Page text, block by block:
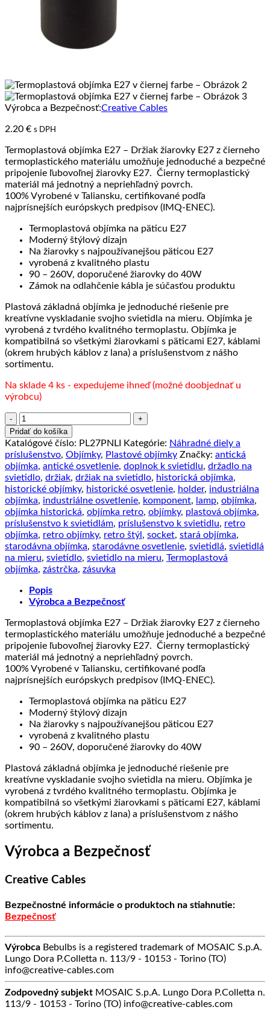
Výrobca a Bezpečnosť:Creative Cables
2.20 € s DPH
Termoplastová objímka E27 – Držiak žiarovky E27 z čierneho
termoplastického materiálu umožňuje jednoduché a bezpečné
pripojenie ľubovoľnej žiarovky E27. Čierny termoplastický
materiál má jednotný a nepriehľadný povrch.
100% Vyrobené v Taliansku, certifikované podľa
najprísnejších európskych predpisov (IMQ-ENEC).
Termoplastová objímka na päticu E27
Moderný štýlový dizajn
Na žiarovky s najpoužívanejšou päticou E27
vyrobená z kvalitného plastu
90 – 260V, doporučené žiarovky do 40W
Zámok na odlahčenie kábla je súčasťou produktu
Plastová základná objímka je jednoduché riešenie pre
kreatívne vyskladanie svojho svietidla na mieru. Objímka je
vyrobená z tvrdého kvalitného termoplastu. Objímka je
kompatibilná so všetkými žiarovkami s päticami E27, káblami
(okrem hrubých káblov z lana) a príslušenstvom z nášho
sortimentu.
Na sklade 4 ks - expedujeme ihneď (možné doobjednať u
výrobcu)
množstvo
Termoplastová
objímka
E27
v
čiernej
farbe
Pridať do košíka
Katalógové číslo: PL27PNLI Kategórie: Náhradné diely a
príslušenstvo, Objímky, Plastové objímky Značky: antická
objímka, antické osvetlenie, doplnok k svietidlu, držadlo na
svietidlo, držiak, držiak na svietidlo, historická objímka,
historické objímky, historické osvetlenie, holder, industriálna
objímka, industriálne osvetlenie, komponent, lamp, objímka,
objímka historická, objímka retro, objímky, plastová objímka,
príslušenstvo k svietidlám, príslušenstvo k svietidlu, retro
objímka, retro objímky, retro štýl , socket, stará objímka,
starodávna objímka, starodávne osvetlenie, svietidlá, svietidlá
na mieru, svietidlo, svietidlo na mieru, Termoplastová
objímka, zástrčka, zásuvka
Popis
Výrobca a Bezpečnosť
Termoplastová objímka E27 – Držiak žiarovky E27 z čierneho
termoplastického materiálu umožňuje jednoduché a bezpečné
pripojenie ľubovoľnej žiarovky E27. Čierny termoplastický
materiál má jednotný a nepriehľadný povrch.
100% Vyrobené v Taliansku, certifikované podľa
najprísnejších európskych predpisov (IMQ-ENEC).
Termoplastová objímka na päticu E27
Moderný štýlový dizajn
Na žiarovky s najpoužívanejšou päticou E27
vyrobená z kvalitného plastu
90 – 260V, doporučené žiarovky do 40W
Plastová základná objímka je jednoduché riešenie pre
kreatívne vyskladanie svojho svietidla na mieru. Objímka je
vyrobená z tvrdého kvalitného termoplastu. Objímka je
kompatibilná so všetkými žiarovkami s päticami E27, káblami
(okrem hrubých káblov z lana) a príslušenstvom z nášho
sortimentu.
Výrobca a Bezpečnosť
Creative Cables
Bezpečnostné informácie o produktoch na stiahnutie:
Bezpečnosť
Výrobca Bebulbs is a registered trademark of MOSAIC S.p.A.
Lungo Dora P.Colletta n. 113/9 - 10153 - Torino (TO)
info@creative-cables.com
Zodpovedný subjekt MOSAIC S.p.A. Lungo Dora P.Colletta n.
113/9 - 10153 - Torino (TO) info@creative-cables.com